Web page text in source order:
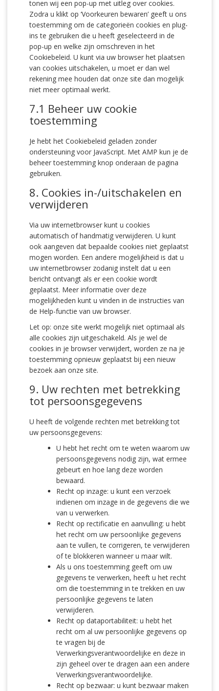
tonen wij een pop-up met uitleg over cookies.
Zodra u klikt op ‘Voorkeuren bewaren’ geeft u ons
toestemming om de categorieën cookies en plug-
ins te gebruiken die u heeft geselecteerd in de
pop-up en welke zijn omschreven in het
Cookiebeleid. U kunt via uw browser het plaatsen
van cookies uitschakelen, u moet er dan wel
rekening mee houden dat onze site dan mogelijk
niet meer optimaal werkt.
7.1 Beheer uw cookie
toestemming
Je hebt het Cookiebeleid geladen zonder
ondersteuning voor JavaScript. Met AMP kun je de
beheer toestemming knop onderaan de pagina
gebruiken.
8. Cookies in-/uitschakelen en
verwijderen
Via uw internetbrowser kunt u cookies
automatisch of handmatig verwijderen. U kunt
ook aangeven dat bepaalde cookies niet geplaatst
mogen worden. Een andere mogelijkheid is dat u
uw internetbrowser zodanig instelt dat u een
bericht ontvangt als er een cookie wordt
geplaatst. Meer informatie over deze
mogelijkheden kunt u vinden in de instructies van
de Help-functie van uw browser.
Let op: onze site werkt mogelijk niet optimaal als
alle cookies zijn uitgeschakeld. Als je wel de
cookies in je browser verwijdert, worden ze na je
toestemming opnieuw geplaatst bij een nieuw
bezoek aan onze site.
9. Uw rechten met betrekking
tot persoonsgegevens
U heeft de volgende rechten met betrekking tot
uw persoonsgegevens:
U hebt het recht om te weten waarom uw
persoonsgegevens nodig zijn, wat ermee
gebeurt en hoe lang deze worden
bewaard.
Recht op inzage: u kunt een verzoek
indienen om inzage in de gegevens die we
van u verwerken.
Recht op rectificatie en aanvulling: u hebt
het recht om uw persoonlijke gegevens
aan te vullen, te corrigeren, te verwijderen
of te blokkeren wanneer u maar wilt.
Als u ons toestemming geeft om uw
gegevens te verwerken, heeft u het recht
om die toestemming in te trekken en uw
persoonlijke gegevens te laten
verwijderen.
Recht op dataportabiliteit: u hebt het
recht om al uw persoonlijke gegevens op
te vragen bij de
Verwerkingsverantwoordelijke en deze in
zijn geheel over te dragen aan een andere
Verwerkingsverantwoordelijke.
Recht op bezwaar: u kunt bezwaar maken